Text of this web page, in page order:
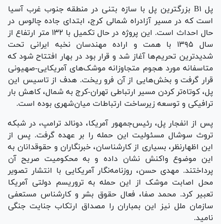
پل B۱ بزرگترین پل با سازه بتنی در منطقه جنوب غرب آسیا
است که در مسیر آزادراه شمالی کرج، ابتدای جاده چالوس در
حال احداث است. این پروژه در حال تکمیل با ۱۳۲ متر ارتفاع از
سال ۱۳۹۵ با همت و اراده مهندسان نخبه ایرانی تحت
شدیدترین تحریم­‌ها آغاز شد و قرار بود در بهار افتتاح شود که
متاسفانه مورد هجوم متجاوزانه موشک­‌های آمریکایی-صهیونی
قرار گرفت و بخش­‌هایی از آن فرو ریخت. هدف از تاسیس این
پل، کوتاه‌­تر کردن مسیر ارتباطی تهران-کرج به شمال، کاهش بار
ترافیکی و توسعه زیرساخت ارتباطات میان‌شهری بوده است.
پس از انفجار پل، رئیس‌جمهور آمریکا، دونالد ترامپ، در شبکه
تروث سوشال مسئولیت این حمله را بر عهده گرفت. پس از
این اظهارنظر، بسیاری از کارشناسان، خبرنگاران و حقوق­دانان به
این موضوع واکنش نشان داده و به محکومیت صریح آن
پرداختند. مهدی حسن، روزنامه‌نگار آمریکایی با انتشار تصویر
محل اصابت موشک از این حمله به تروریسم دولتی آمریکا
تعبیر کرد. محمد صفا، فعال حقوق بشر و کارشناس مستعفی
سازمان ملل نیز این بمباران را مصداق ارتکاب جنایت جنگی
نامید.